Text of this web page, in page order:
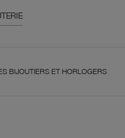
ET HORLOGERS